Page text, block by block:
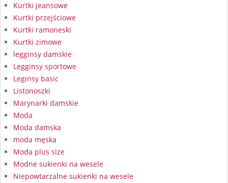
Kurtki jeansowe
Kurtki przejściowe
Kurtki ramoneski
Kurtki zimowe
legginsy damskie
Legginsy sportowe
Leginsy basic
Listonoszki
Marynarki damskie
Moda
Moda damska
moda męska
Moda plus size
Modne sukienki na wesele
Niepowtarzalne sukienki na wesele